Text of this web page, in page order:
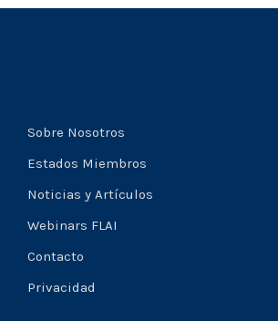
Sobre Nosotros
Estados Miembros
Noticias y Artículos
Webinars FLAI
Contacto
Privacidad